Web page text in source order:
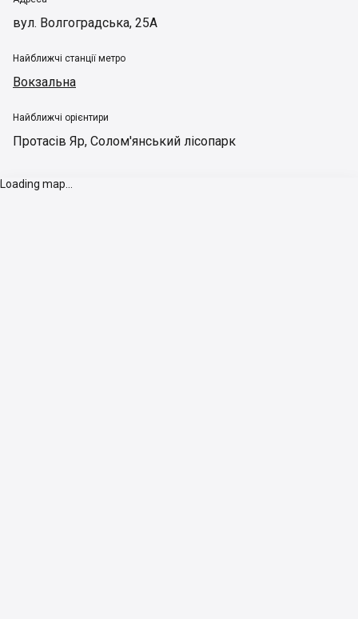
вул. Волгоградська, 25А
Найближчі станції метро
Вокзальна
Найближчі орієнтири
Протасів Яр, Солом'янський лісопарк
Loading map...